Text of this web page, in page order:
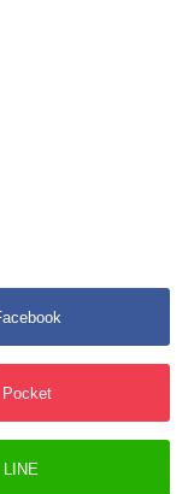
Pocket
LINE